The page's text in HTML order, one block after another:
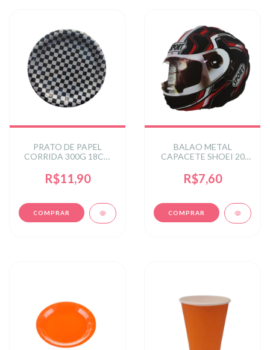
PRATO DE PAPEL
CORRIDA 300G 18CM
R$11,90
BALAO METAL
CAPACETE SHOEI 20
R$7,60